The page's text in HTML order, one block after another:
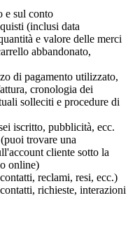
e sul conto
(inclusi data
e valore delle merci
abbandonato,
di pagamento utilizzato,
cronologia dei
solleciti e procedure di
iscritto, pubblicità, ecc.
trovare una
cliente sotto la
online)
reclami, resi, ecc.)
richieste, interazioni